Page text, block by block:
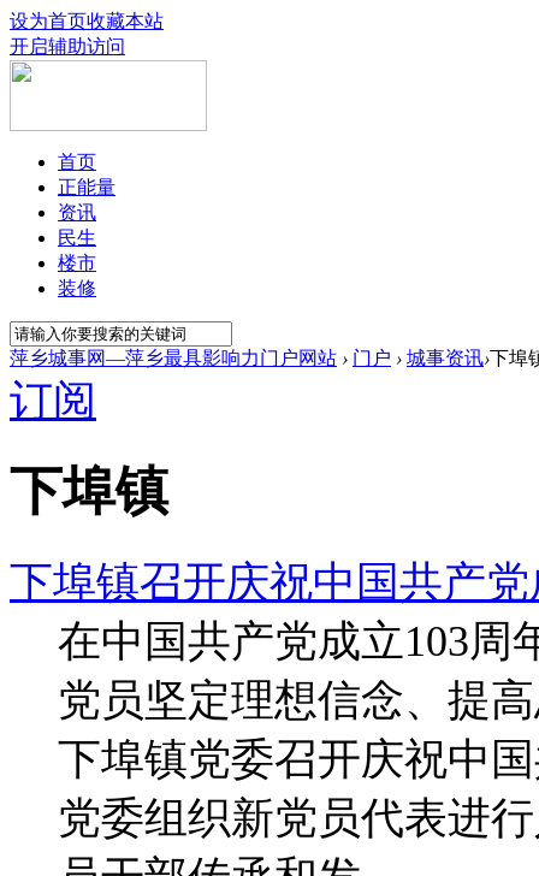
设为首页收藏本站
开启辅助访问
首页
正能量
资讯
民生
楼市
装修
萍乡城事网—萍乡最具影响力门户网站 › 门户 › 城事资讯›下埠
订阅
下埠镇
下埠镇召开庆祝中国共产
在中国共产党成立103周
党员坚定理想信念、提
下埠镇党委召开庆祝中
党委组织新党员代表进